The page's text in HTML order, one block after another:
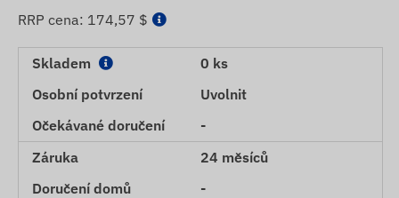
RRP cena: 174,57 $
Skladem
0 ks
Osobní potvrzení
Uvolnit
Očekávané doručení
-
Záruka
24 měsíců
Doručení domů
-